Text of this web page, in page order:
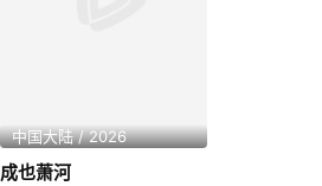
中国大陆 / 2026
成也萧河